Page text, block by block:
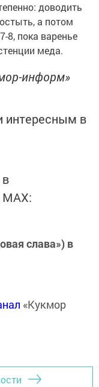
доводить
а потом
8, пока варенье
меда.
информ»
в
MАХ:
слава») в
«Кукмор